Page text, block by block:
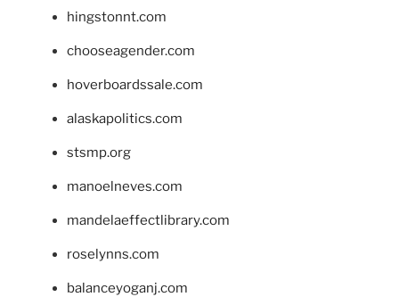
hingstonnt.com
chooseagender.com
hoverboardssale.com
alaskapolitics.com
stsmp.org
manoelneves.com
mandelaeffectlibrary.com
roselynns.com
balanceyoganj.com